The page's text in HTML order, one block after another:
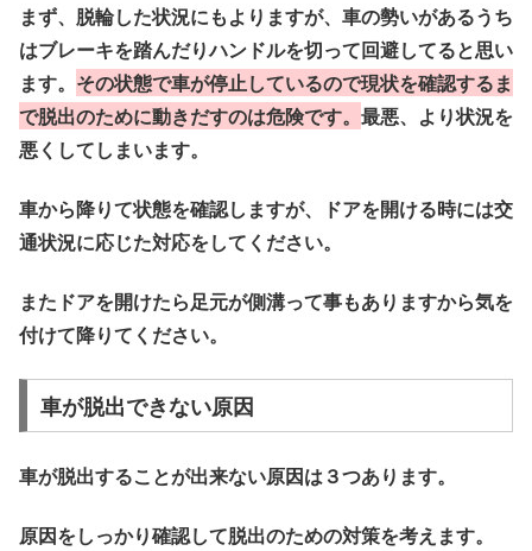
まず、脱輪した状況にもよりますが、車の勢いがあるうち
はブレーキを踏んだりハンドルを切って回避してると思い
ます。 その状態で車が停止しているので現状を確認するま
で脱出のために動きだすのは危険です。 最悪、より状況を
悪くしてしまいます。
車から降りて状態を確認しますが、ドアを開ける時には交
通状況に応じた対応をしてください。
またドアを開けたら足元が側溝って事もありますから気を
付けて降りてください。
車が脱出できない原因
車が脱出することが出来ない原因は３つあります。
原因をしっかり確認して脱出のための対策を考えます。